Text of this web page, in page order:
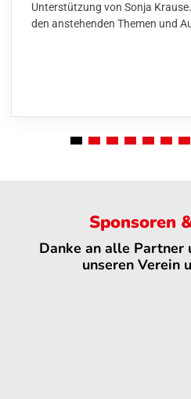
Unterstützung von Sonja
den anstehenden Themen und
Sponsoren
Danke an alle Partner
unseren Verein